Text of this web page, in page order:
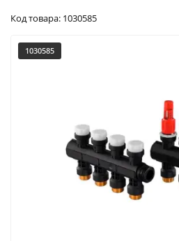
Код товара: 1030585
1030585